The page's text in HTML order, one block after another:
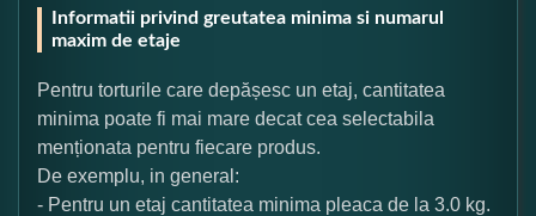
Informatii privind greutatea minima si numarul
maxim de etaje
Pentru torturile care depășesc un etaj, cantitatea
minima poate fi mai mare decat cea selectabila
menționata pentru fiecare produs.
De exemplu, in general:
- Pentru un etaj cantitatea minima pleaca de la 3.0 kg.